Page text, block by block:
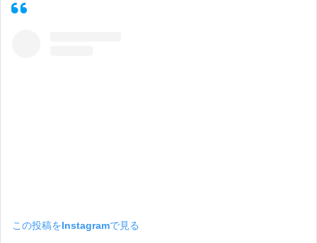
この投稿をInstagramで見る